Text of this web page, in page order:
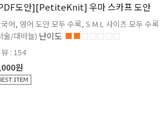
도안][PetiteKnit] 우마 스카프 도안
어, 영어 도안 모두 수록, S M L 사이즈 모두 수록
술/대바늘) 난이도 ■■□□□□□
: 154
원